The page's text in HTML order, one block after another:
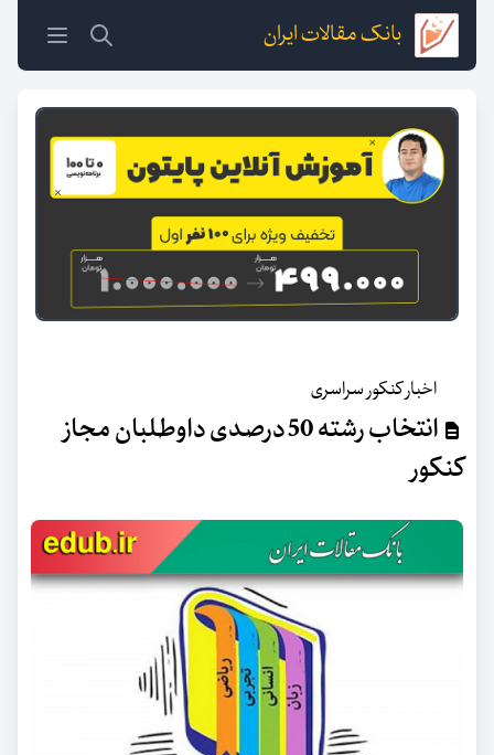
بانک مقالات ایران
اخبار کنکور سراسری
انتخاب رشته 50 درصدی داوطلبان مجاز
کنکور